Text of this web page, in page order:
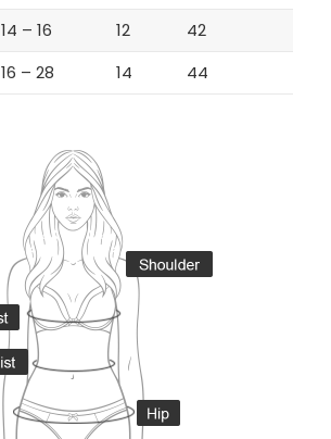
14 – 16 12
42
16 – 28 14 44